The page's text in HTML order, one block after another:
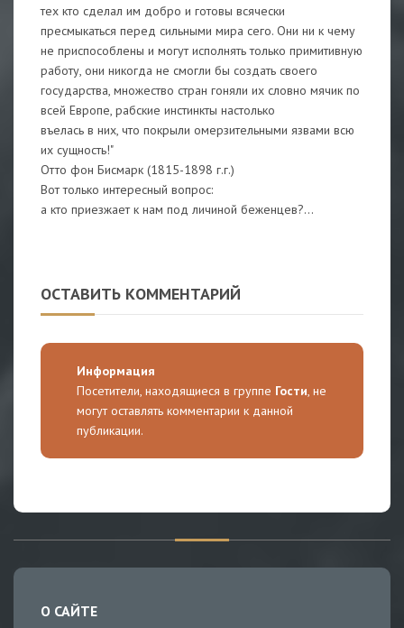
тех кто сделал им добро и готовы всячески
пресмыкаться перед сильными мира сего. Они ни к чему
не приспособлены и могут исполнять только примитивную
работу, они никогда не смогли бы создать своего
государства, множество стран гоняли их словно мячик по
всей Европе, рабские инстинкты настолько
въелась в них, что покрыли омерзительными язвами всю
их сущность!"
Отто фон Бисмарк (1815-1898 г.г.)
Вот только интересный вопрос:
а кто приезжает к нам под личиной беженцев?...
ОСТАВИТЬ КОММЕНТАРИЙ
Информация
Посетители, находящиеся в группе Гости, не
могут оставлять комментарии к данной
публикации.
О САЙТЕ